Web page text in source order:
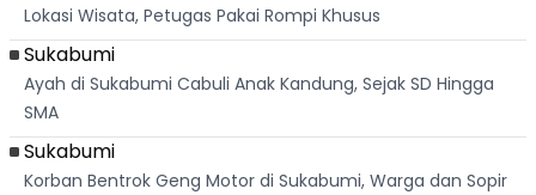
Lokasi Wisata, Petugas Pakai Rompi Khusus
Sukabumi
Ayah di Sukabumi Cabuli Anak Kandung, Sejak SD Hingga
SMA
Sukabumi
Korban Bentrok Geng Motor di Sukabumi, Warga dan Sopir